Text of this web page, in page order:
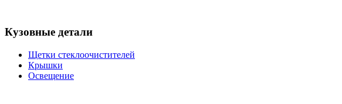
Кузовные детали
Щетки стеклоочистителей
Крышки
Освещение